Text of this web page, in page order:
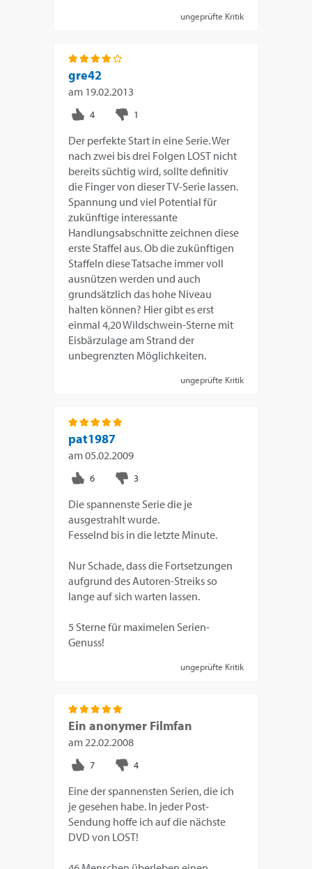
ungeprüfte Kritik
gre42
am 19.02.2013
Der perfekte Start in eine Serie. Wer
nach zwei bis drei Folgen LOST nicht
bereits süchtig wird, sollte definitiv
die Finger von dieser TV-Serie lassen.
Spannung und viel Potential für
zukünftige interessante
Handlungsabschnitte zeichnen diese
erste Staffel aus. Ob die zukünftigen
Staffeln diese Tatsache immer voll
ausnützen werden und auch
grundsätzlich das hohe Niveau
halten können? Hier gibt es erst
einmal 4,20 Wildschwein-Sterne mit
Eisbärzulage am Strand der
unbegrenzten Möglichkeiten.
ungeprüfte Kritik
pat1987
am05.02.2009
Die spannenste Serie die je
ausgestrahlt wurde.
Fesselnd bis in die letzte Minute.
Nur Schade, dass die Fortsetzungen
aufgrund des Autoren-Streiks so
lange auf sich warten lassen.
5 Sterne für maximelen Serien-
Genuss!
ungeprüfte Kritik
Ein anonymer Filmfan
am22.02.2008
Eine der spannensten Serien, die ich
je gesehen habe. In jeder Post-
Sendung hoffe ich auf die nächste
DVD von LOST!